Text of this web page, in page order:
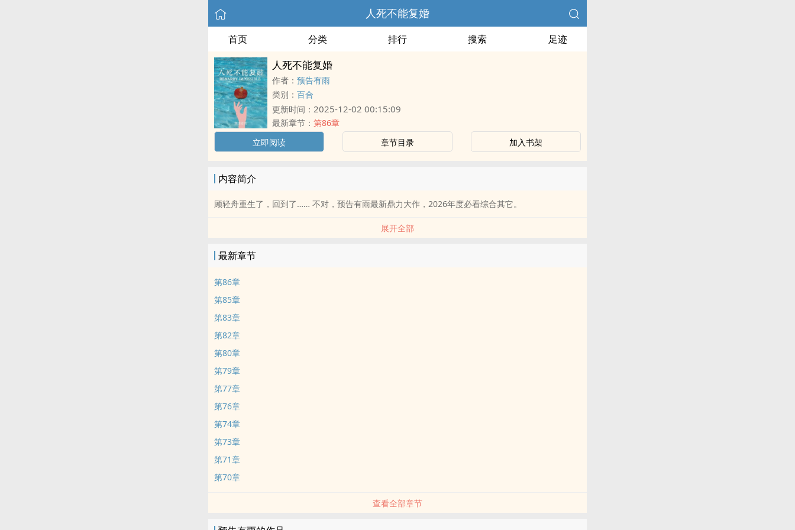
人死不能复婚
首页 分类 排行 搜索 足迹
人死不能复婚
作者： 预告有雨
类别： 百合
更新时间： 2025-12-02 00:15:09
最新章节： 第86章
立即阅读
章节目录 加入书架
内容简介
顾轻舟重生了，回到了…… 不对，预告有雨最新鼎力大作，2026年度必看综合其它。
展开全部
最新章节
第86章
第85章
第83章
第82章
第80章
第79章
第77章
第76章
第74章
第73章
第71章
第70章
查看全部章节